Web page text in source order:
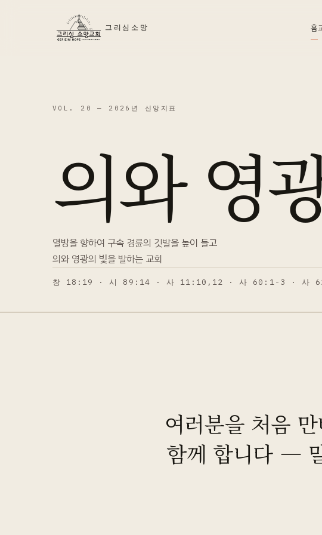
그리심소망 홈
VOL. 20 — 2026년 신앙지표
의와 영
열방을 향하여 구속 경륜의 깃발을 높이 들고
의와 영광의 빛을 발하는 교회
창 18:19 · 시 89:14 · 사 11:10,12 · 사 60:1-3 · 사
여러분을 처음
함께 합니다 —